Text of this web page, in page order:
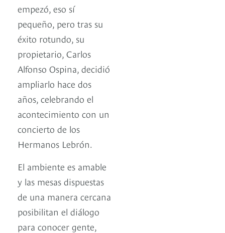
empezó, eso sí
pequeño, pero tras su
éxito rotundo, su
propietario, Carlos
Alfonso Ospina, decidió
ampliarlo hace dos
años, celebrando el
acontecimiento con un
concierto de los
Hermanos Lebrón.
El ambiente es amable
y las mesas dispuestas
de una manera cercana
posibilitan el diálogo
para conocer gente,